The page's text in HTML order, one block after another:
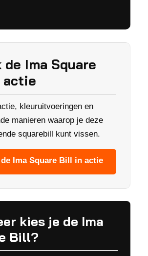
Ima Square
kleuruitvoeringen en
manieren waarop je deze
squarebill kunt vissen.
Ima Square Bill in actie
kies je de Ima
Bill?